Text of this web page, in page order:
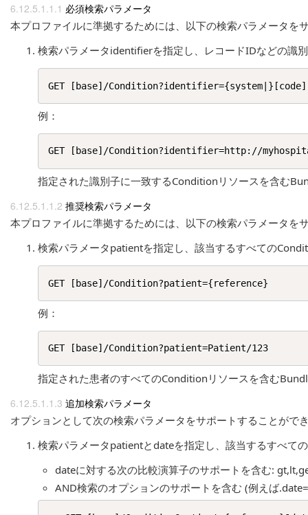
必須検索パラメータ
本プロファイルに準拠するためには、以下の検索パラメータを
検索パラメータidentifierを指定し、レコードIDなどの識
例：
指定された識別子に一致するConditionリソースを含む
推奨検索パラメータ
本プロファイルに準拠するためには、以下の検索パラメータを
検索パラメータpatientを指定し、該当するすべての
例：
指定された患者のすべてのConditionリソースを含む
追加検索パラメータ
オプションとして次の検索パラメータをサポートすることがで
検索パラメータpatientとdateを指定し、該当するすべて
dateに対する次の比較演算子のサポートを含む:
AND検索のオプションのサポートを含む (例えば